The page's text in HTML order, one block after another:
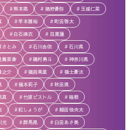
熊本県 猪狩蒼弥
玉城仁菜
甲本雅裕
町田啓太
白石麻衣
目黒蓮
さとみ 石川由依
石川県
舞菜香 磯村勇斗
神奈川県
之介 福圓美里
福士蒼汰
福本莉子
秋田県
真 竹原ピストル
箱根
紅しょうが
細田佳央太
光 群馬県
臼田あさ美